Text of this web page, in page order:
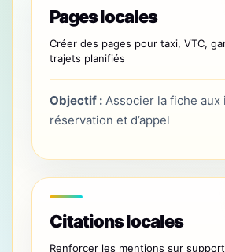
Pages locales
Créer des pages pour taxi, VTC,
trajets planifiés
Objectif : Associer la fiche aux
réservation et d’appel
Citations locales
Renforcer les mentions sur